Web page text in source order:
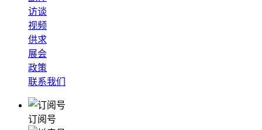
访谈
视频
供求
展会
政策
联系我们
订阅号